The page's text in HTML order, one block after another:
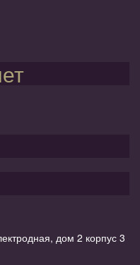
дом 2 корпус 3